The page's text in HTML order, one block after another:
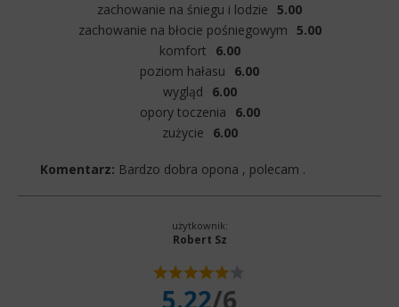
zachowanie na śniegu i lodzie 5.00
zachowanie na błocie pośniegowym 5.00
komfort
6.00
poziom hałasu
6.00
wygląd
6.00
opory toczenia
6.00
zużycie
6.00
Komentarz: Bardzo dobra opona , polecam .
użytkownik:
Robert Sz
5.22/6